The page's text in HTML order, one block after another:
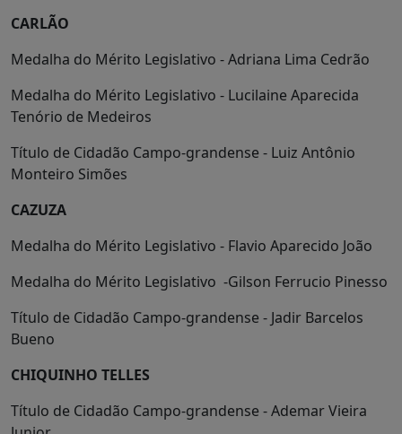
CARLÃO
Medalha do Mérito Legislativo - Adriana Lima Cedrão
Medalha do Mérito Legislativo - Lucilaine Aparecida
Tenório de Medeiros
Título de Cidadão Campo-grandense - Luiz Antônio
Monteiro Simões
CAZUZA
Medalha do Mérito Legislativo - Flavio Aparecido João
Medalha do Mérito Legislativo -Gilson Ferrucio Pinesso
Título de Cidadão Campo-grandense - Jadir Barcelos
Bueno
CHIQUINHO TELLES
Título de Cidadão Campo-grandense - Ademar Vieira